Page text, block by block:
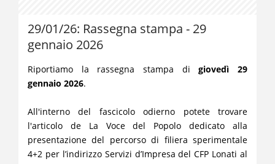
29/01/26: Rassegna stampa - 29
gennaio 2026
Riportiamo la rassegna stampa digiovedì 29
gennaio 2026.
All'interno del fascicolo odierno potete trovare
l'articolo de La Voce del Popolo dedicato alla
presentazione del percorso di filiera sperimentale
4+2 per l’indirizzo Servizi d’Impresa del CFP Lonati al